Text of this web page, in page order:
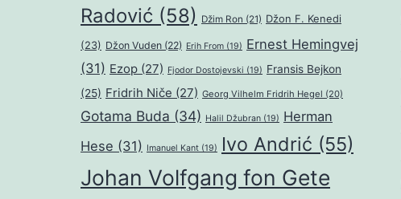
Radović (58) Džim Ron (21) Džon F. Kenedi
(23) Džon Vuden (22) Erih From (19) Ernest Hemingvej
(31) Ezop (27) Fjodor Dostojevski (19) Fransis Bejkon
(25) Fridrih Niče (27) Georg Vilhelm Fridrih Hegel (20)
Gotama Buda (34) Halil Džubran (19) Herman
Hese (31) Imanuel Kant (19) Ivo Andrić (55)
Johan Volfgang fon Gete